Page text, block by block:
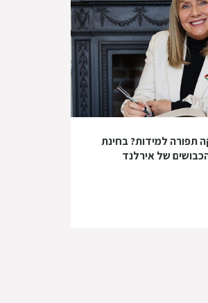
תפורה למידות? בחינת
של אירלנד